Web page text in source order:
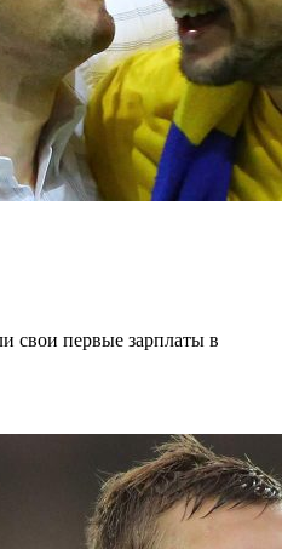
свои первые зарплаты в